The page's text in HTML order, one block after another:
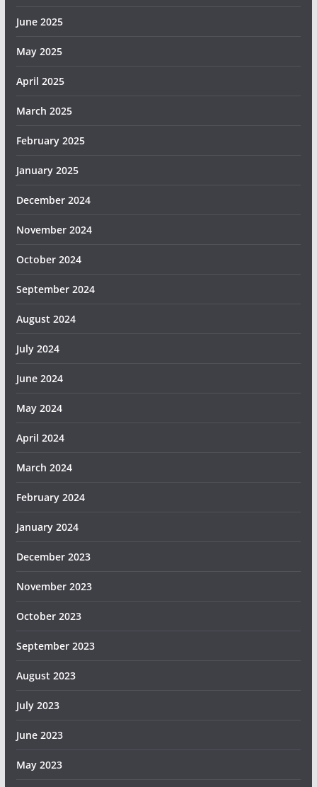
June 2025
May 2025
April 2025
March 2025
February 2025
January 2025
December 2024
November 2024
October 2024
September 2024
August 2024
July 2024
June 2024
May 2024
April 2024
March 2024
February 2024
January 2024
December 2023
November 2023
October 2023
September 2023
August 2023
July 2023
June 2023
May 2023